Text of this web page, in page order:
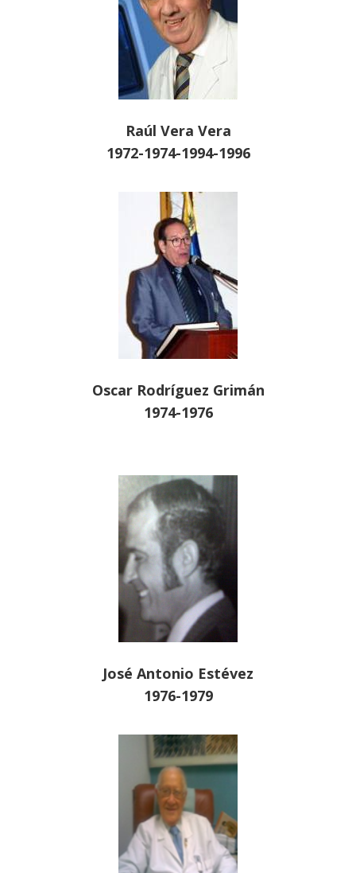
Raúl Vera Vera
1972-1974-1994-1996
Oscar Rodríguez Grimán
1974-1976
José Antonio Estévez
1976-1979